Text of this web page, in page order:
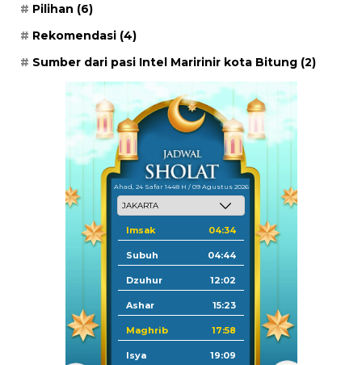
Pilihan (6)
Rekomendasi (4)
Sumber dari pasi Intel Maririnir kota Bitung (2)
Ahad, 24 Safar 1448 H / 09 Agustus 2026
Imsak 04:34
Subuh 04:44
Dzuhur 12:02
Ashar 15:23
Maghrib 17:58
Isya 19:09